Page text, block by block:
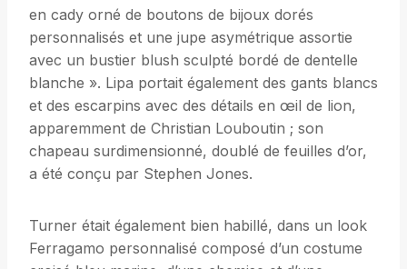
en cady orné de boutons de bijoux dorés
personnalisés et une jupe asymétrique assortie
avec un bustier blush sculpté bordé de dentelle
blanche ». Lipa portait également des gants blancs
et des escarpins avec des détails en œil de lion,
apparemment de Christian Louboutin ; son
chapeau surdimensionné, doublé de feuilles d’or,
a été conçu par Stephen Jones.
Turner était également bien habillé, dans un look
Ferragamo personnalisé composé d’un costume